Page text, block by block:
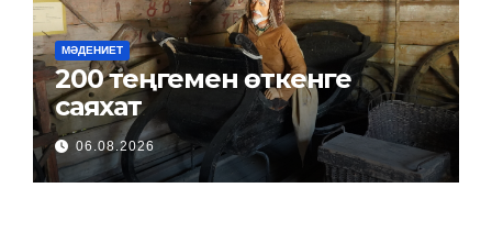
МӘДЕНИЕТ
200 теңгемен өткенге
саяхат
06.08.2026